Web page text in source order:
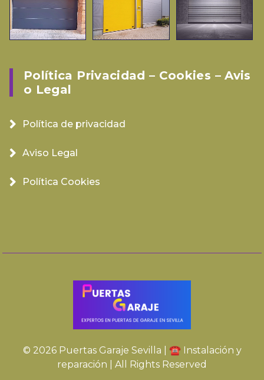
Política Privacidad – Cookies – Avis
O Legal
Política de privacidad
Aviso Legal
Política Cookies
© 2026 Puertas Garaje Sevilla | ☎️ Instalación y
reparación | All Rights Reserved